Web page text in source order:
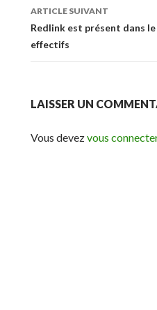
ARTICLE SUIVANT
Redlink est présent dans
effectifs
LAISSER UN
Vous devezvous